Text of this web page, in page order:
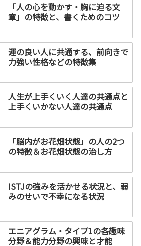
「人の心を動かす・胸に迫る文
章」の特徴と、書くためのコツ
運の良い人に共通する、前向きで
力強い性格などの特徴集
人生が上手くいく人達の共通点と
上手くいかない人達の共通点
「脳内がお花畑状態」の人の2つ
の特徴＆お花畑状態の治し方
ISTJの強みを活かせる状況と、弱
みのせいで不幸になる状況
エニアグラム・タイプ1の各趣味
分野＆能力分野の興味と才能